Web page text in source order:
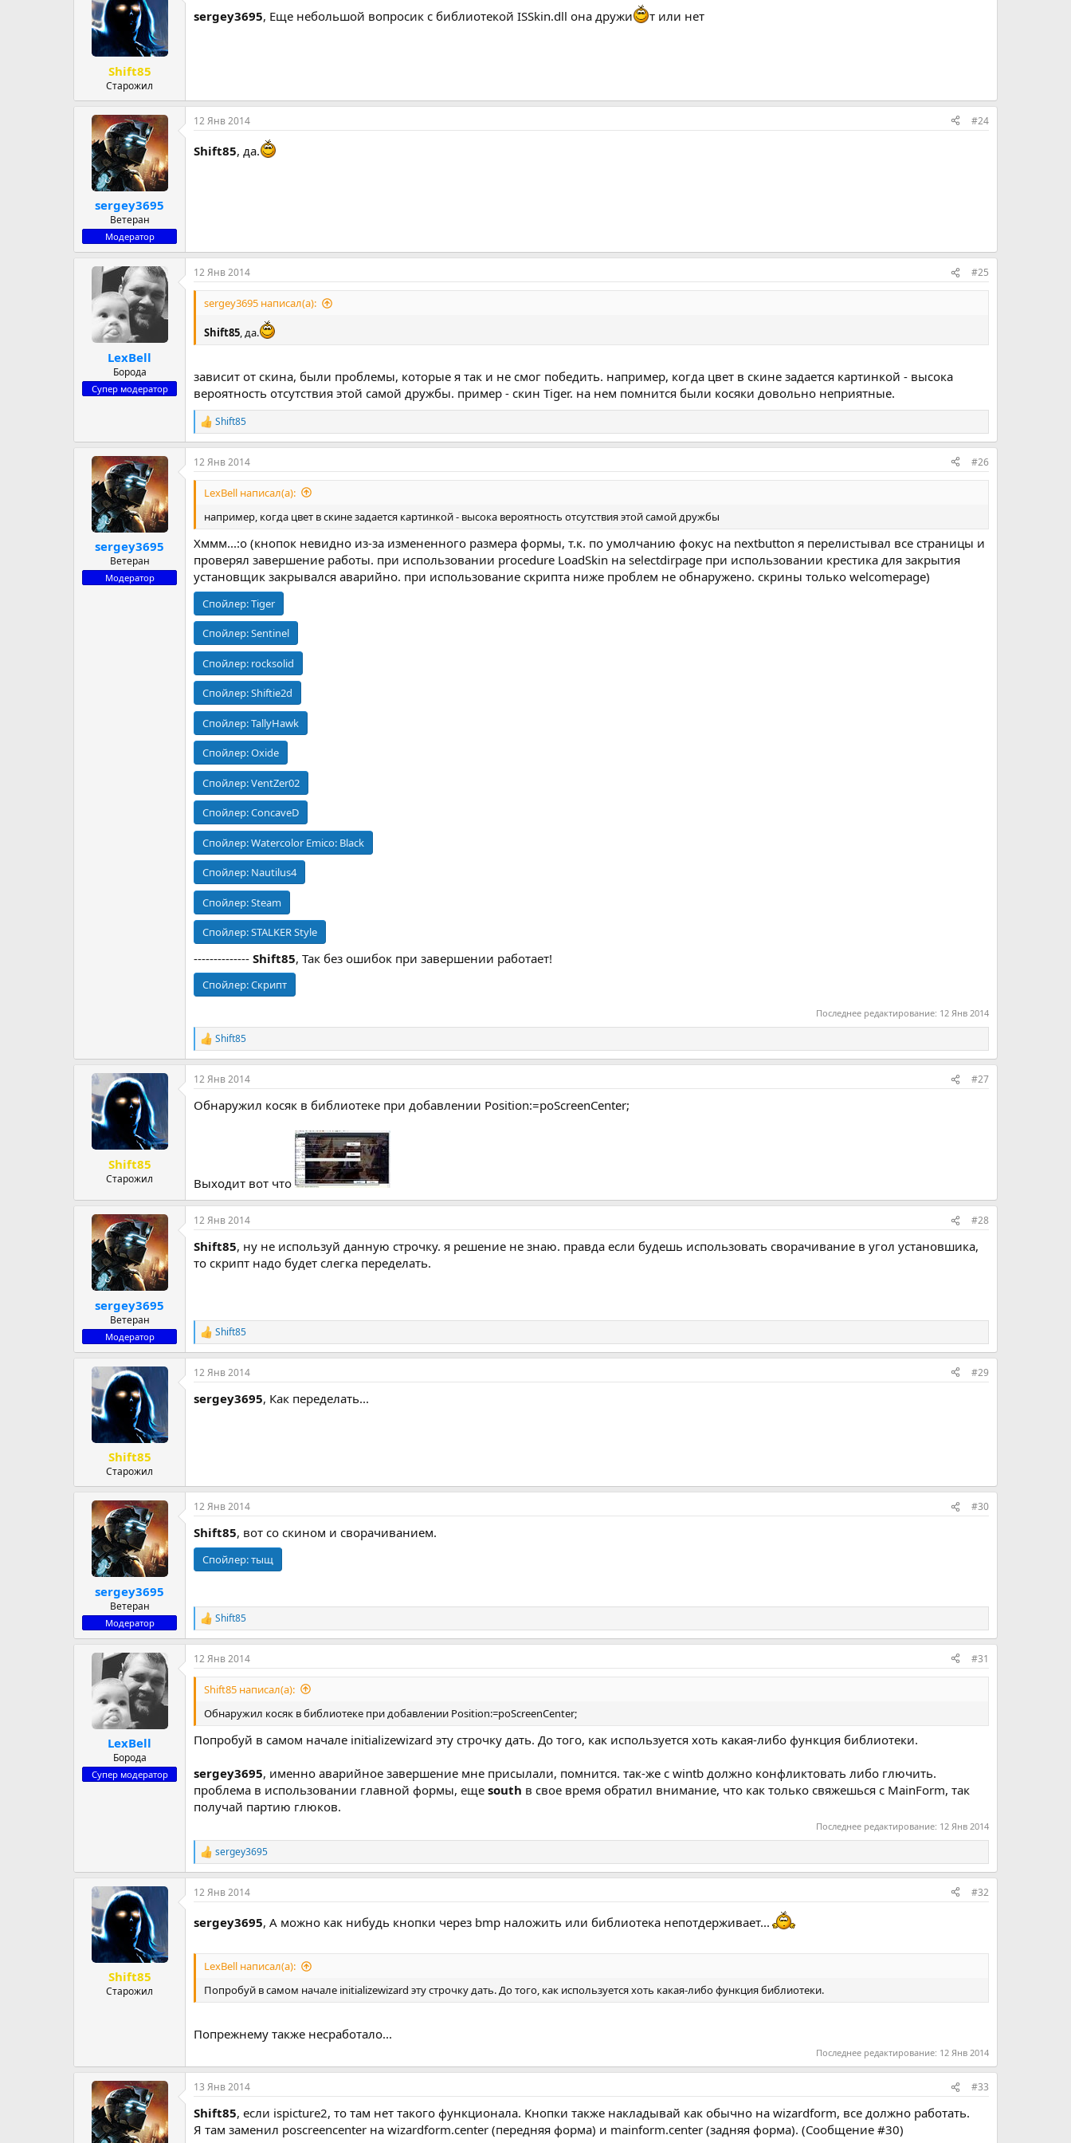
и
Shift85
Старожил
sergey3695, Еще небольшой вопросик с библиотекой ISSkin.dll она дружи т или нет
sergey3695
Ветеран
Модератор
12 Янв 2014 #24
Shift85, да.
LexBell
Борода
Супер модератор
12 Янв 2014 #25
sergey3695 написал(а):
Shift85, да.
зависит от скина, были проблемы, которые я так и не смог победить. например, когда цвет в скине задается картинкой - высока
вероятность отсутствия этой самой дружбы. пример - скин Tiger. на нем помнится были косяки довольно неприятные.
Р
е
а
к
ц
и
Shift85
sergey3695
Ветеран
Модератор
12 Янв 2014 #26
LexBell написал(а):
например, когда цвет в скине задается картинкой - высока вероятность отсутствия этой самой дружбы
Хммм...:o (кнопок невидно из-за измененного размера формы, т.к. по умолчанию фокус на nextbutton я перелистывал все страницы и
проверял завершение работы. при использовании procedure LoadSkin на selectdirpage при использовании крестика для закрытия
установщик закрывался аварийно. при использование скрипта ниже проблем не обнаружено. скрины только welcomepage)
Спойлер:Tiger
Спойлер:Sentinel
Спойлер: rocksolid
Спойлер:Shiftie2d
Спойлер:TallyHawk
Спойлер:Oxide
Спойлер:VentZer02
Спойлер:ConcaveD
Спойлер:Watercolor Emico: Black
Спойлер: Nautilus4
Спойлер:Steam
Спойлер:STALKER Style
-------------- Shift85, Так без ошибок при завершении работает!
Спойлер:Скрипт
Последнее редактирование: 12 Янв 2014
Р
е
а
к
и
Shift85
Shift85
Старожил
12 Янв 2014 #27
Обнаружил косяк в библиотеке при добавлении Position:=poScreenCenter;
Выходит вот что
sergey3695
Ветеран
Модератор
12 Янв 2014 #28
Shift85, ну не используй данную строчку. я решение не знаю. правда если будешь использовать сворачивание в угол установшика,
то скрипт надо будет слегка переделать.
Р
е
а
к
и
Shift85
Shift85
Старожил
12 Янв 2014 #29
sergey3695, Как переделать...
sergey3695
Ветеран
Модератор
12 Янв 2014 #30
Shift85, вот со скином и сворачиванием.
Спойлер:тыщ
Р
е
а
к
ц
и
Shift85
LexBell
Борода
Супер модератор
12 Янв 2014 #31
Shift85 написал(а):
Обнаружил косяк в библиотеке при добавлении Position:=poScreenCenter;
Попробуй в самом начале initializewizard эту строчку дать. До того, как используется хоть какая-либо функция библиотеки.
sergey3695, именно аварийное завершение мне присылали, помнится. так-же с wintb должно конфликтовать либо глючить.
проблема в использовании главной формы, еще south в свое время обратил внимание, что как только свяжешься с MainForm, так
получай партию глюков.
Последнее редактирование: 12 Янв 2014
Р
е
а
к
и
sergey3695
Shift85
Старожил
12 Янв 2014 #32
sergey3695, А можно как нибудь кнопки через bmp наложить или библиотека непотдерживает...
LexBell написал(а):
Попробуй в самом начале initializewizard эту строчку дать. До того, как используется хоть какая-либо функция библиотеки.
Попрежнему также несработало...
Последнее редактирование: 12 Янв 2014
13 Янв 2014 #33
Shift85, если ispicture2, то там нет такого функционала. Кнопки также накладывай как обычно на wizardform, все должно работать.
Я там заменил poscreencenter на wizardform.center (передняя форма) и mainform.center (задняя форма). (Сообщение #30)